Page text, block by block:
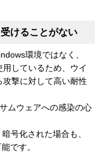
けることがない
環境ではなく、
しているため、ウイ
撃に対して高い耐性
ムウェアへの感染の心
号化された場合も、
です。